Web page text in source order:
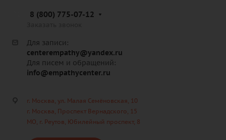
8 (800) 775-07-12
Для записи:
centerempathy@yandex.ru
Для писем и обращений:
info@empathycenter.ru
г. Москва, ул. Малая Семёновская, 10
г. Москва, Проспект Вернадского, 15
МО, г. Реутов, Юбилейный проспект, 8